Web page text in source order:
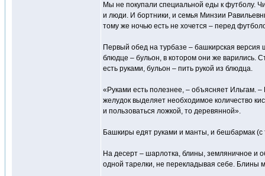
Мы не покупали специальной еды к футболу.
и люди. И бортники, и семья Минзии
тому же ночью есть не хочется – перед
Первый обед на турбазе – башкирская
блюдце – бульон, в котором они же варились.
есть руками, бульон – пить рукой из блюдца.
«Руками есть полезнее, – объясняет Ильгам.
желудок выделяет необходимое количество
и пользоваться ложкой, то деревянной».
Башкиры едят руками и манты, и бешбармак (с
На десерт – шарлотка, блины, земляничное и
одной тарелки, не перекладывая себе. Блины